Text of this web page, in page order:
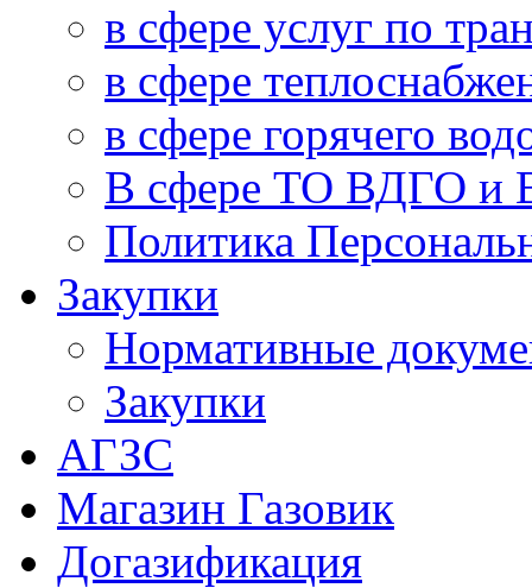
в сфере услуг по
в сфере
в сфере горячего
В сфере ТО ВДГО и
Политика
Закупки
Нормативные
Закупки
АГЗС
Магазин Газовик
Догазификация